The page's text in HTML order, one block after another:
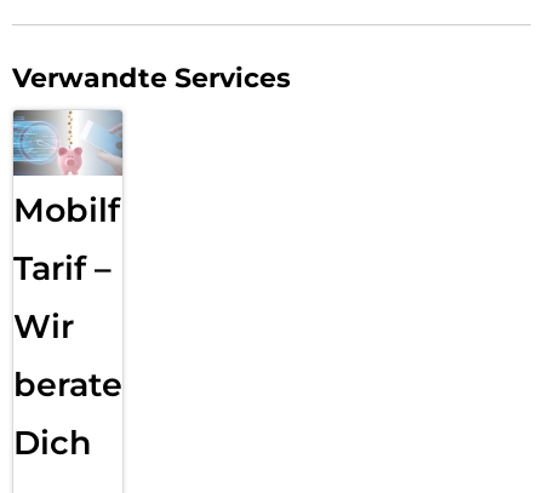
Verwandte Services
Mobilfunk
Tarif –
Wir
beraten
Dich